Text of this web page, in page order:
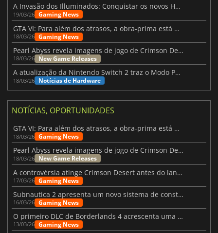
A Invasão dos Illuminados: Conquistar os novos Helldivers 2 Atualização!
19/03/26 Gaming News
GTA VI: Para além dos atrasos, a obra-prima está quase a chegar
18/03/26 Gaming News
Pearl Abyss revela imagens de jogo de Crimson Desert para a PS5
18/03/26 New Game Releases
A atualização da Nintendo Switch 2 traz o Modo Portátil aos jogos mais antigos da Switch
18/03/26 Notícias de Hardware
NOTÍCIAS, OPORTUNIDADES
GTA VI: Para além dos atrasos, a obra-prima está quase a chegar
18/03/26 Gaming News
Pearl Abyss revela imagens de jogo de Crimson Desert para a PS5
18/03/26 New Game Releases
A controvérsia atinge Crimson Desert antes do lançamento
17/03/26 Gaming News
Subnautica 2 apresenta um novo sistema de construção de bases
16/03/26 Gaming News
O primeiro DLC de Borderlands 4 acrescenta uma nova personagem e muito mais
13/03/26 Gaming News